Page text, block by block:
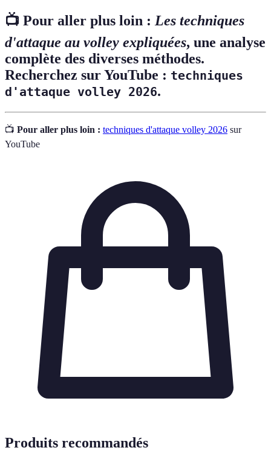
📺 Pour aller plus loin : Les techniques
d'attaque au volley expliquées, une analyse
complète des diverses méthodes.
Recherchez sur YouTube : techniques
d'attaque volley 2026.
📺 Pour aller plus loin : techniques d'attaque volley 2026 sur
YouTube
Produits recommandés